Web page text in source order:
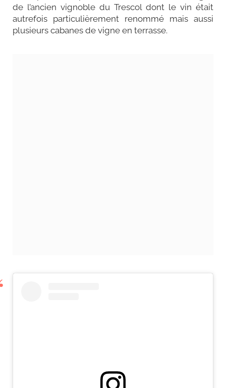
de l’ancien vignoble du Trescol dont le vin était
autrefois particulièrement renommé mais aussi
plusieurs cabanes de vigne en terrasse.